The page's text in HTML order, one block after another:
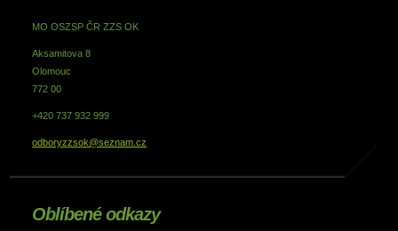
MO OSZSP ČR ZZS OK
Aksamitova 8
Olomouc
772 00
+420 737 932 999
odboryzzsok@seznam.cz
Oblíbené odkazy